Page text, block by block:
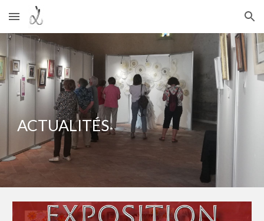
Skip to main content Skip to navigation
ACTUALITÉS